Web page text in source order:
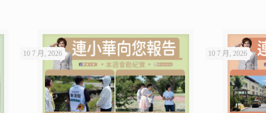
10 7 月, 2026 10 7 月, 2026